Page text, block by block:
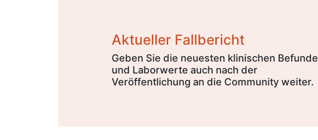
Aktueller Fallbericht
Geben Sie die neuesten klinischen Befunde
und Laborwerte auch nach der
Veröffentlichung an die Community weiter.